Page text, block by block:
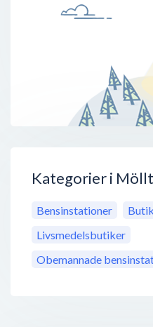
Kategorier i
Bensinstationer
Livsmedelsbutiker
Obemannade